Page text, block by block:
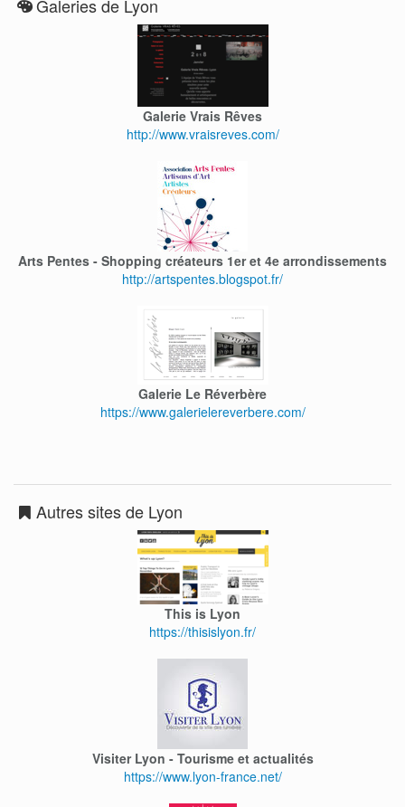
Galeries de Lyon
Galerie Vrais Rêves
http://www.vraisreves.com/
Arts Pentes - Shopping créateurs 1er et 4e arrondissements
http://artspentes.blogspot.fr/
Galerie Le Réverbère
https://www.galerielereverbere.com/
Autres sites de Lyon
This is Lyon
https://thisislyon.fr/
Visiter Lyon - Tourisme et actualités
https://www.lyon-france.net/